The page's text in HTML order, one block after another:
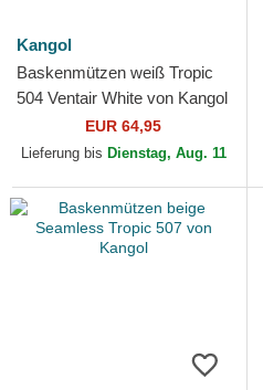
Kangol
Baskenmützen weiß Tropic
504 Ventair White von Kangol
EUR 64,95
Lieferung bis Dienstag, Aug. 11